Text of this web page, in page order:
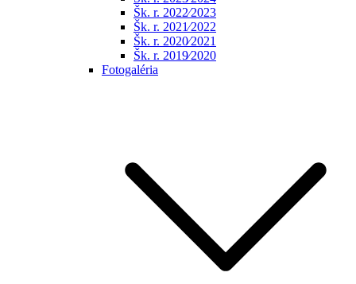
Šk. r. 2022⁄2023
Šk. r. 2021⁄2022
Šk. r. 2020⁄2021
Šk. r. 2019⁄2020
Fotogaléria